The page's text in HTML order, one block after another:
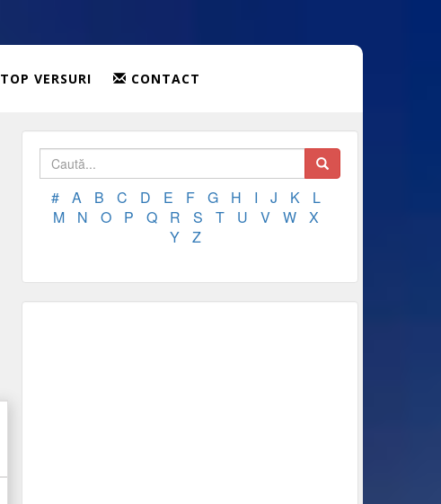
TOP VERSURI CONTACT
# A B C D E F G H I J K
L
M
N O P Q R S T U V W
X
Y
Z